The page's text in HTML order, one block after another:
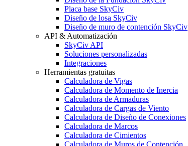
Placa base SkyCiv
Diseño de losa SkyCiv
Diseño de muro de contención SkyCiv
API & Automatización
SkyCiv API
Soluciones personalizadas
Integraciones
Herramientas gratuitas
Calculadora de Vigas
Calculadora de Momento de Inercia
Calculadora de Armaduras
Calculadora de Cargas de Viento
Calculadora de Diseño de Conexiones
Calculadora de Marcos
Calculadora de Cimientos
Calculadora de Muros de Contención